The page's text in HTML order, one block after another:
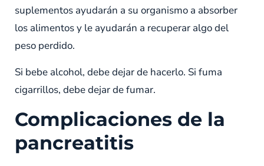
suplementos ayudarán a su organismo a absorber
los alimentos y le ayudarán a recuperar algo del
peso perdido.
Si bebe alcohol, debe dejar de hacerlo. Si fuma
cigarrillos, debe dejar de fumar.
Complicaciones de la
pancreatitis